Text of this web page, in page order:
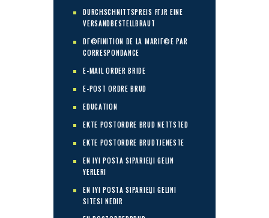
DURCHSCHNITTSPREIS FГЈR EINE
VERSANDBESTELLBRAUT
DГ©FINITION DE LA MARIГ©E PAR
CORRESPONDANCE
E-MAIL ORDER BRIDE
E-POST ORDRE BRUD
EDUCATION
EKTE POSTORDRE BRUD NETTSTED
EKTE POSTORDRE BRUDTJENESTE
EN IYI POSTA SIPARIЕЏI GELIN
YERLERI
EN IYI POSTA SIPARIЕЏI GELINI
SITESI NEDIR